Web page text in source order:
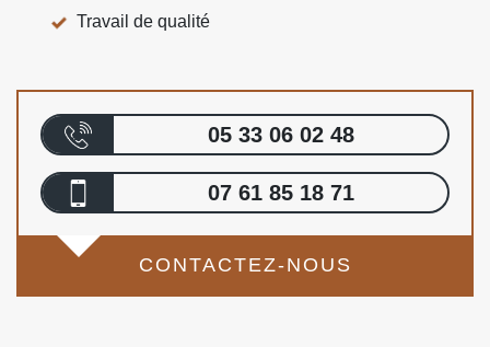
Travail de qualité
05 33 06 02 48
07 61 85 18 71
CONTACTEZ-NOUS